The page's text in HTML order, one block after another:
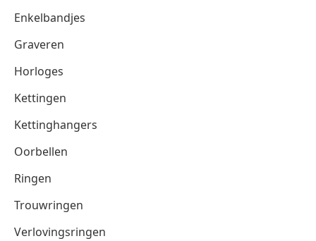
Enkelbandjes
Graveren
Horloges
Kettingen
Kettinghangers
Oorbellen
Ringen
Trouwringen
Verlovingsringen